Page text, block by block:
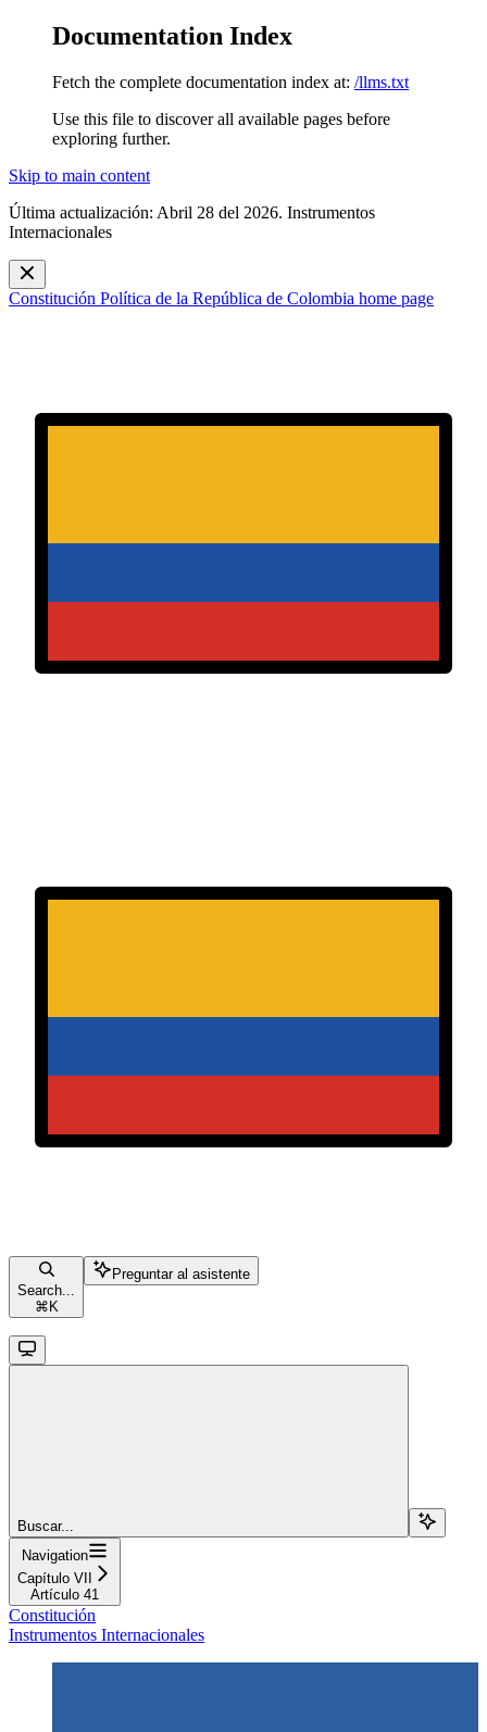
Documentation Index
Fetch the complete documentation index at: /llms.txt
Use this file to discover all available pages before
exploring further.
Skip to main content
Última actualización: Abril 28 del 2026. Instrumentos
Internacionales
Constitución Política de la República de Colombia home page
Search...
⌘ K
Preguntar al asistente
Buscar...
Navigation
Capítulo VII
Artículo 41
Constitución
Instrumentos Internacionales